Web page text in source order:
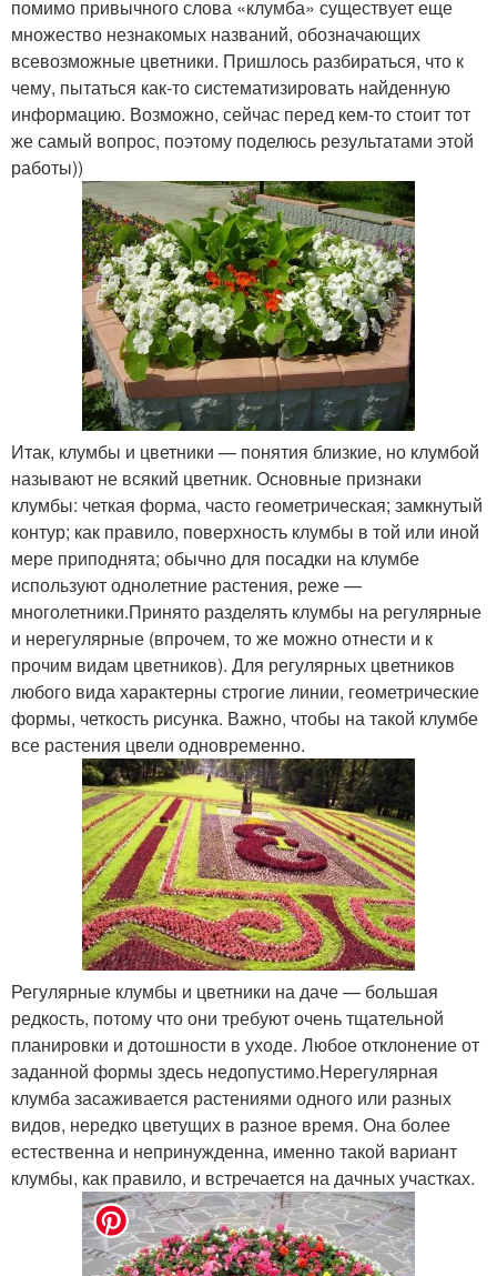
помимо привычного слова «клумба» существует еще
множество незнакомых названий, обозначающих
всевозможные цветники. Пришлось разбираться, что к
чему, пытаться как-то систематизировать найденную
информацию. Возможно, сейчас перед кем-то стоит тот
же самый вопрос, поэтому поделюсь результатами этой
работы))
Итак, клумбы и цветники — понятия близкие, но клумбой
называют не всякий цветник. Основные признаки
клумбы: четкая форма, часто геометрическая; замкнутый
контур; как правило, поверхность клумбы в той или иной
мере приподнята; обычно для посадки на клумбе
используют однолетние растения, реже —
многолетники.Принято разделять клумбы на регулярные
и нерегулярные (впрочем, то же можно отнести и к
прочим видам цветников). Для регулярных цветников
любого вида характерны строгие линии, геометрические
формы, четкость рисунка. Важно, чтобы на такой клумбе
все растения цвели одновременно.
Регулярные клумбы и цветники на даче — большая
редкость, потому что они требуют очень тщательной
планировки и дотошности в уходе. Любое отклонение от
заданной формы здесь недопустимо.Нерегулярная
клумба засаживается растениями одного или разных
видов, нередко цветущих в разное время. Она более
естественна и непринужденна, именно такой вариант
клумбы, как правило, и встречается на дачных участках.